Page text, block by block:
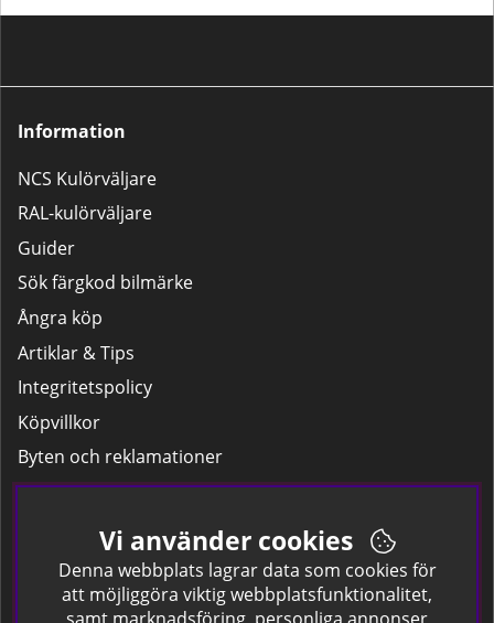
Information
NCS Kulörväljare
RAL-kulörväljare
Guider
Sök färgkod bilmärke
Ångra köp
Artiklar & Tips
Integritetspolicy
Köpvillkor
Byten och reklamationer
Leverans
Hitta färgkoden på bilen.
Företagskund
Vi använder cookies
Denna webbplats lagrar data som cookies för
att möjliggöra viktig webbplatsfunktionalitet,